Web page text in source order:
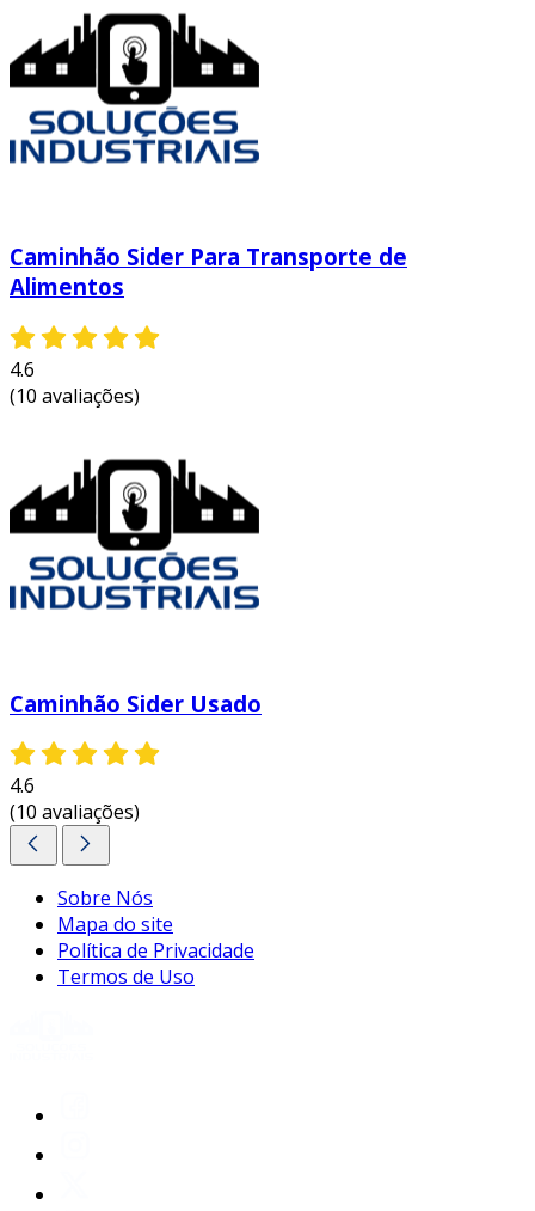
Caminhão Sider Para Transporte de
Alimentos
4.6
(10 avaliações)
Caminhão Sider Usado
4.6
(10 avaliações)
Sobre Nós
Mapa do site
Política de Privacidade
Termos de Uso